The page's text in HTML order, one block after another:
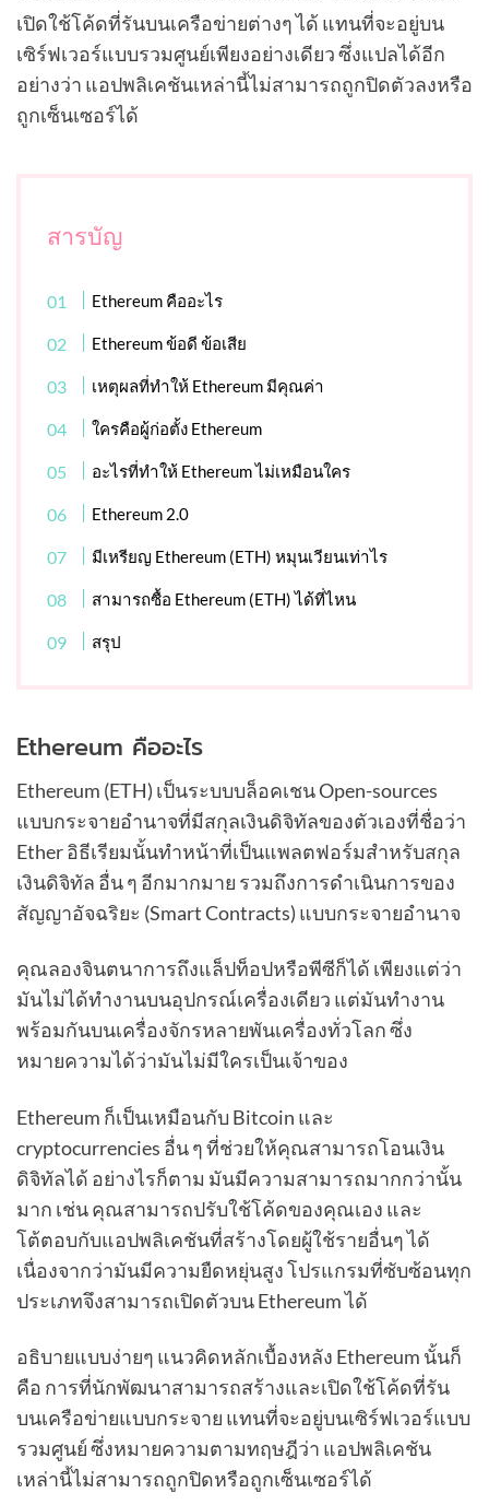
เปิดใช้โค้ดที่รันบนเครือข่ายต่างๆ ได้ แทนที่จะอยู่บน
เซิร์ฟเวอร์แบบรวมศูนย์เพียงอย่างเดียว ซึ่งแปลได้อีก
อย่างว่า แอปพลิเคชันเหล่านี้ไม่สามารถถูกปิดตัวลงหรือ
ถูกเซ็นเซอร์ได้
สารบัญ
Ethereum คืออะไร
Ethereum ข้อดี ข้อเสีย
เหตุผลที่ทำให้ Ethereum มีคุณค่า
ใครคือผู้ก่อตั้ง Ethereum
อะไรที่ทำให้ Ethereum ไม่เหมือนใคร
Ethereum 2.0
มีเหรียญ Ethereum (ETH) หมุนเวียนเท่าไร
สามารถซื้อ Ethereum (ETH) ได้ที่ไหน
สรุป
Ethereum คืออะไร
Ethereum (ETH) เป็นระบบบล็อคเชน Open-sources
แบบกระจายอำนาจที่มีสกุลเงินดิจิทัลของตัวเองที่ชื่อว่า
Ether อิธีเรียมนั้นทำหน้าที่เป็นแพลตฟอร์มสำหรับสกุล
เงินดิจิทัล อื่น ๆ อีกมากมาย รวมถึงการดำเนินการของ
สัญญาอัจฉริยะ (Smart Contracts) แบบกระจายอำนาจ
คุณลองจินตนาการถึงแล็ปท็อปหรือพีซีก็ได้ เพียงแต่ว่า
มันไม่ได้ทำงานบนอุปกรณ์เครื่องเดียว แต่มันทำงาน
พร้อมกันบนเครื่องจักรหลายพันเครื่องทั่วโลก ซึ่ง
หมายความได้ว่ามันไม่มีใครเป็นเจ้าของ
Ethereum ก็เป็นเหมือนกับ Bitcoin และ
cryptocurrencies อื่น ๆ ที่ช่วยให้คุณสามารถโอนเงิน
ดิจิทัลได้ อย่างไรก็ตาม มันมีความสามารถมากกว่านั้น
มาก เช่น คุณสามารถปรับใช้โค้ดของคุณเอง และ
โต้ตอบกับแอปพลิเคชันที่สร้างโดยผู้ใช้รายอื่นๆ ได้
เนื่องจากว่ามันมีความยืดหยุ่นสูง โปรแกรมที่ซับซ้อนทุก
ประเภทจึงสามารถเปิดตัวบน Ethereum ได้
อธิบายแบบง่ายๆ แนวคิดหลักเบื้องหลัง Ethereum นั้นก็
คือ การที่นักพัฒนาสามารถสร้างและเปิดใช้โค้ดที่รัน
บนเครือข่ายแบบกระจาย แทนที่จะอยู่บนเซิร์ฟเวอร์แบบ
รวมศูนย์ ซึ่งหมายความตามทฤษฎีว่า แอปพลิเคชัน
เหล่านี้ไม่สามารถถูกปิดหรือถูกเซ็นเซอร์ได้